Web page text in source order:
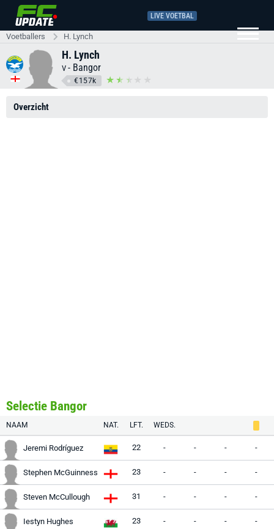
LIVE VOETBAL
Voetballers H. Lynch
H. Lynch
V - Bangor
€157k
Overzicht
Selectie Bangor
NAAM NAT. LFT. WEDS.
Jeremi Rodríguez 22 - - - -
Stephen McGuinness 23 - - - -
Steven McCullough 31 - - - -
Iestyn Hughes 23 - - - -